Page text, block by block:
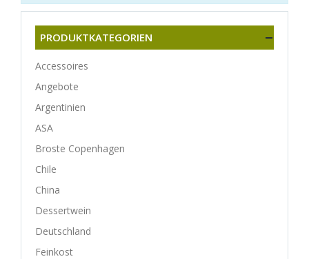
PRODUKTKATEGORIEN
Accessoires
Angebote
Argentinien
ASA
Broste Copenhagen
Chile
China
Dessertwein
Deutschland
Feinkost